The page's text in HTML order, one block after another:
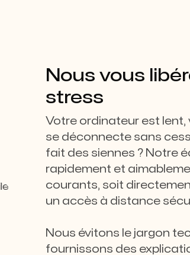
Nous vous
stress
Votre ordinateur est lent,
se déconnecte sans
fait des siennes ? Notre
rapidement et
courants, soit
un accès à distance
Nous évitons le jargon
fournissons des